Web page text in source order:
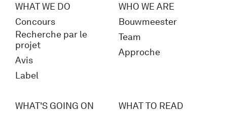
WHAT WE DO
Concours
Recherche par le
projet
Avis
Label
WHO WE ARE
Bouwmeester
Team
Approche
WHAT'S GOING ON
WHAT TO READ